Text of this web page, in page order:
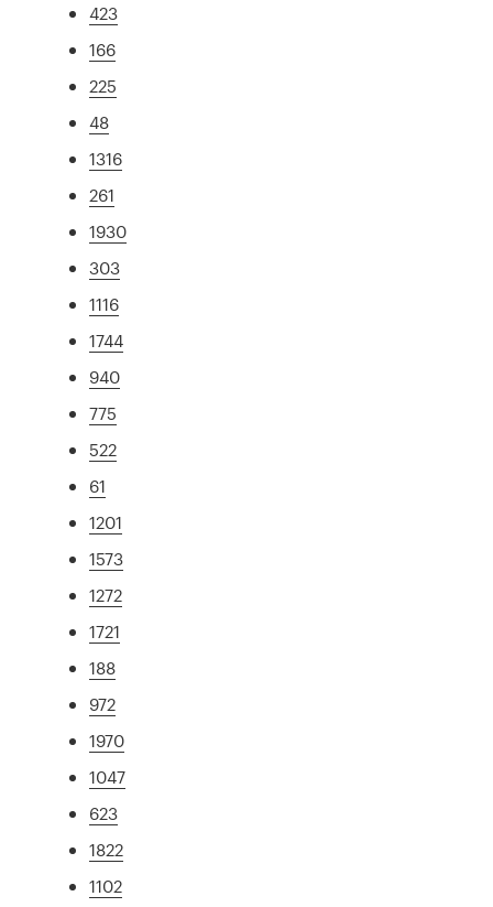
423
166
225
48
1316
261
1930
303
1116
1744
940
775
522
61
1201
1573
1272
1721
188
972
1970
1047
623
1822
1102